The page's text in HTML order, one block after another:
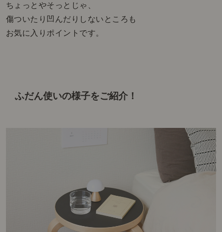
ちょっとやそっとじゃ、
傷ついたり凹んだりしないところも
お気に入りポイントです。
ふだん使いの様子をご紹介！